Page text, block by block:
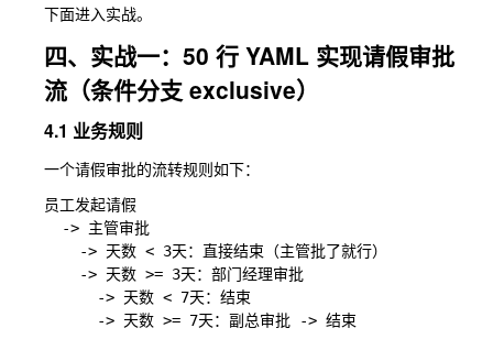
下面进入实战。
四、实战一：50 行 YAML 实现请假审批
流（条件分支 exclusive）
4.1 业务规则
一个请假审批的流转规则如下：
员工发起请假
  -> 主管审批
    -> 天数 < 3天：直接结束（主管批了就行）
    -> 天数 >= 3天：部门经理审批
      -> 天数 < 7天：结束